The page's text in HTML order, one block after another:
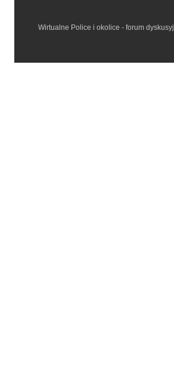
Wirtualne Police i okolice - forum